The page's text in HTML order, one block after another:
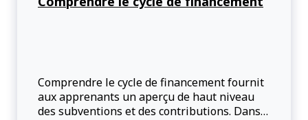
Comprendre le cycle de financement fournit
aux apprenants un aperçu de haut niveau
des subventions et des contributions. Dans